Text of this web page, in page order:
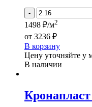
МОНТАРА
-
1498 ₽/м2
от 3236 ₽
В корзину
Цену уточняйте у
В наличии